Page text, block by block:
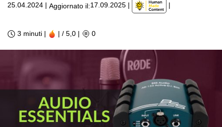
25.04.2024 | Aggiornato il:17.09.2025 | |
3 minuti | | / 5,0 | 0